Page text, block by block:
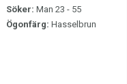
Söker: Man 23 - 55
Ögonfärg: Hasselbrun